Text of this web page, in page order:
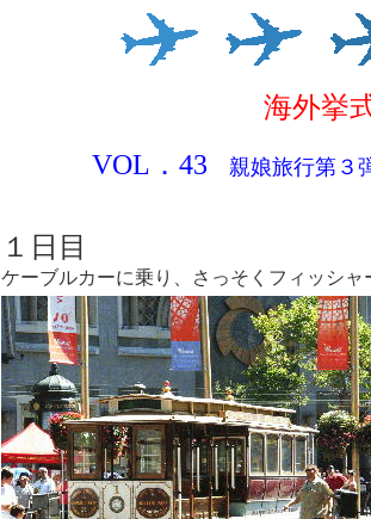
海外挙
VOL．43 親娘旅行第３
１日目
ケーブルカーに乗り、さっそくフィッシ